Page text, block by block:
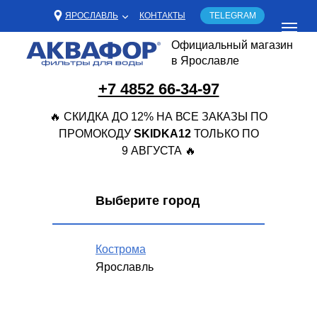
+7 4852 66-34-97
ЯРОСЛАВЛЬ
Официальный магазин
в Ярославле
🔥 СКИДКА ДО 12% НА ВСЕ ЗАКАЗЫ ПО
ПРОМОКОДУ SKIDKA12 ТОЛЬКО ПО
9 АВГУСТА 🔥
КОНТАКТЫ TELEGRAM
Кострома
Ярославль
Выберите город